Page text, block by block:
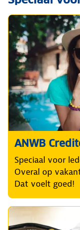
ANWB
Speciaal voor
Overal op
Dat voelt goed!